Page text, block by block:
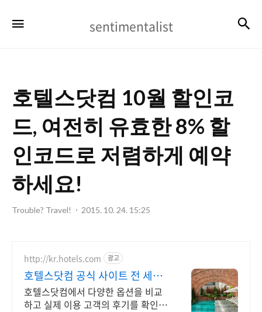
sentimentalist
호텔스닷컴 10월 할인코
드, 여전히 유효한 8% 할
인코드로 저렴하게 예약
하세요!
Trouble? Travel! 2015. 10. 24. 15:25
http://kr.hotels.com 광고
호텔스닷컴 공식 사이트 전 세계
20여개 통화 결제
호텔스닷컴에서 다양한 옵션을 비교
하고 실제 이용 고객의 후기를 확인해